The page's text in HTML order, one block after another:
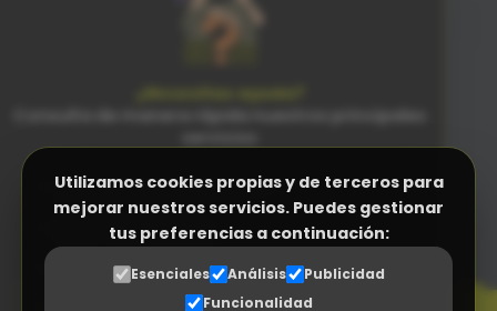
Utilizamos cookies propias y de terceros para
mejorar nuestros servicios. Puedes gestionar
tus preferencias a continuación:
Esenciales Análisis
Publicidad
Funcionalidad
PENSADOPARA LAS PERSONAS
SENCILLEZ SIN RIVAL
Facturación Electrónica (Verifactu)
Programa Control Horario
Programa a medida (ERP empresas)